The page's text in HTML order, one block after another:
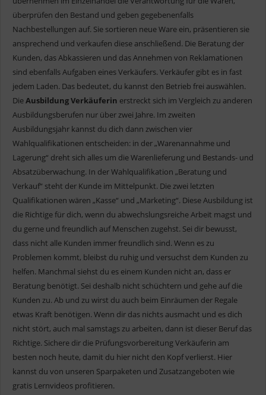
überprüfen den Bestand und geben gegebenenfalls
Nachbestellungen auf. Sie sortieren neue Ware ein, präsentieren sie
ansprechend und verkaufen diese anschließend. Die Beratung der
Kunden, das Abkassieren und das Annehmen von Reklamationen
sind ebenfalls Aufgaben eines Verkäufers. Verkäufer gibt es in fast
jedem Laden. Das bedeutet, du kannst den Betrieb frei auswählen.
DieAusbildung Verkäuferin erstreckt sich im Vergleich zu anderen
Ausbildungsberufen nur über zwei Jahre. Im zweiten
Ausbildungsjahr kannst du dich dann zwischen vier
Wahlqualifikationen entscheiden: in der „Warenannahme und
Lagerung“ dreht sich alles um die Warenlieferung und Bestands- und
Absatzüberwachung. In der Wahlqualifikation „Beratung und
Verkauf“ steht der Kunde im Mittelpunkt. Die zwei letzten
Qualifikationen wären „Kasse“ und „Marketing“. Diese Ausbildung ist
die Richtige für dich, wenn du abwechslungsreiche Arbeit magst und
du gerne und freundlich auf Menschen zugehst. Sei dir bewusst,
dass nicht alle Kunden immer freundlich sind. Wenn es zu
Problemen kommt, bleibst du ruhig und versuchst dem Kunden zu
helfen. Manchmal siehst du es einem Kunden nicht an, dass er
Beratung benötigt. Sei deshalb nicht schüchtern und gehe auf die
Kunden zu. Ab und zu wirst du auch beim Einräumen der Regale
etwas Kraft benötigen. Wenn dir das nichts ausmacht und es dich
nicht stört, auch mal samstags zu arbeiten, dann ist dieser Beruf das
Richtige. Sichere dir die Prüfungsvorbereitung Verkäuferin am
besten noch heute, damit du hier nicht den Kopf verlierst. Hier
kannst du von unseren Sparpaketen und Zusatzangeboten wie
gratis Lernvideos profitieren.